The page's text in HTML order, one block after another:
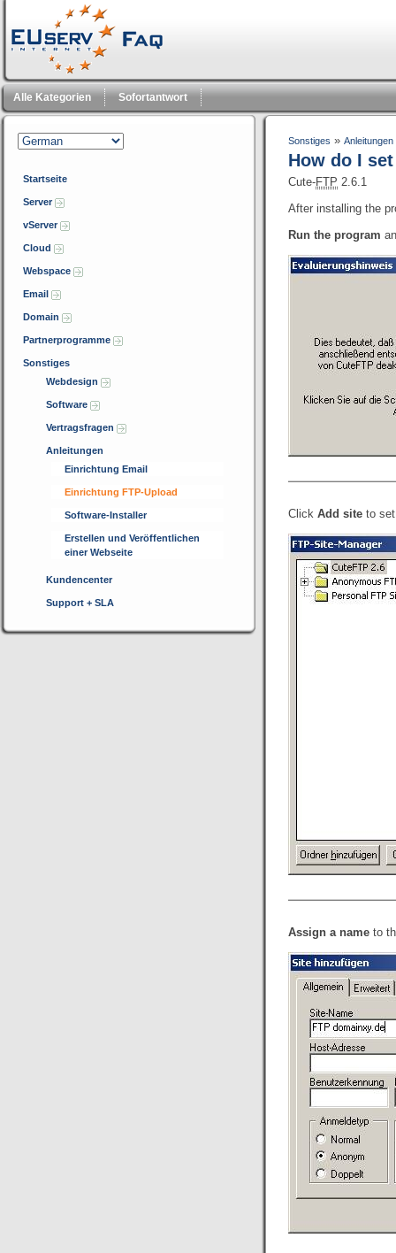
Alle Kategorien Sofortantwort
Startseite
Server
vServer
Cloud
Webspace
Email
Domain
Partnerprogramme
Sonstiges
Webdesign
Software
Vertragsfragen
Anleitungen
Einrichtung Email
Einrichtung FTP-Upload
Software-Installer
Erstellen und Veröffentlichen
einer Webseite
Kundencenter
Support + SLA
Sonstiges » Anleitungen
How do I
Cute-FTP 2.6.1
After installing the
Run the program
Click Add site to
Assign a name to